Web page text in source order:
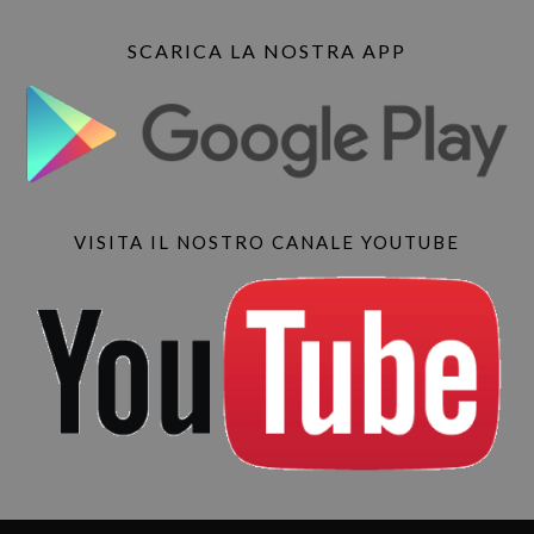
SCARICA LA NOSTRA APP
VISITA IL NOSTRO CANALE YOUTUBE